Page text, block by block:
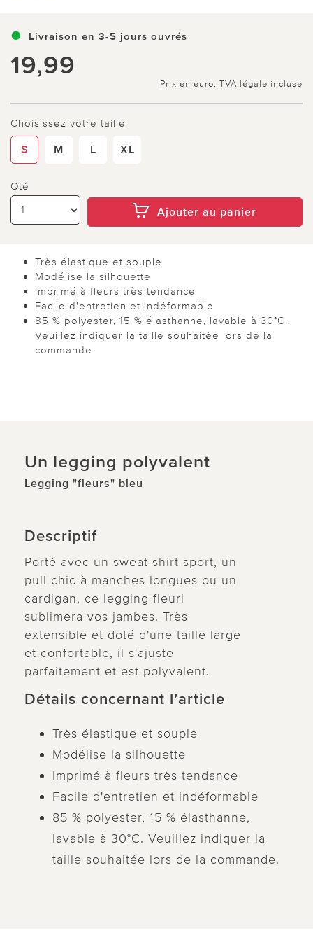
Livraison en 3-5 jours ouvrés
19,99
Prix en euro, TVA légale incluse
Choisissez votre taille
S M L XL
Qté
Ajouter au panier
Très élastique et souple
Modélise la silhouette
Imprimé à fleurs très tendance
Facile d'entretien et indéformable
85 % polyester, 15 % élasthanne, lavable à 30°C.
Veuillez indiquer la taille souhaitée lors de la
commande.
Un legging polyvalent
Legging "fleurs" bleu
Descriptif
Porté avec un sweat-shirt sport, un
pull chic à manches longues ou un
cardigan, ce legging fleuri
sublimera vos jambes. Très
extensible et doté d'une taille large
et confortable, il s'ajuste
parfaitement et est polyvalent.
Détails concernant l’article
Très élastique et souple
Modélise la silhouette
Imprimé à fleurs très tendance
Facile d'entretien et indéformable
85 % polyester, 15 % élasthanne,
lavable à 30°C. Veuillez indiquer la
taille souhaitée lors de la commande.